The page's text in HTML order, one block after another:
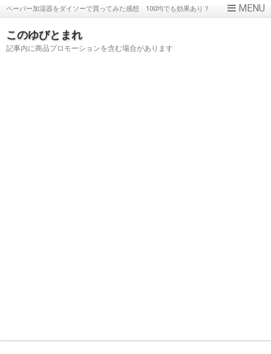
ペーパー加湿器をダイソーで買ってみた感想 100均でも効果あり？
このゆびとまれ
記事内に商品プロモーションを含む場合があります